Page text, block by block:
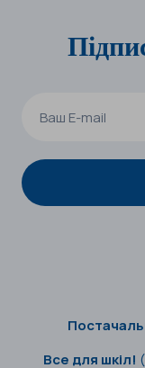
Все для шкіл!